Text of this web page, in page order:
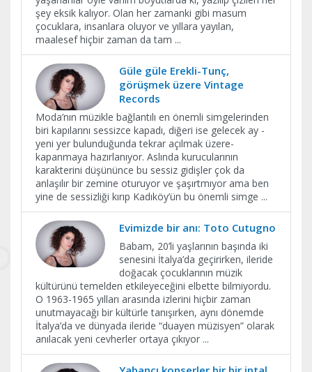
şey eksik kalıyor. Olan her zamanki gibi masum
çocuklara, insanlara oluyor ve yıllara yayılan,
maalesef hiçbir zaman da tam ...
Güle güle Erekli-Tunç,
görüşmek üzere Vintage
Records
Moda’nın müzikle bağlantılı en önemli simgelerinden
biri kapılarını sessizce kapadı, diğeri ise gelecek ay -
yeni yer bulunduğunda tekrar açılmak üzere-
kapanmaya hazırlanıyor. Aslında kurucularının
karakterini düşününce bu sessiz gidişler çok da
anlaşılır bir zemine oturuyor ve şaşırtmıyor ama ben
yine de sessizliği kırıp Kadıköy’ün bu önemli simge ...
Evimizde bir anı: Toto Cutugno
Babam, 20’li yaşlarının başında iki
senesini İtalya’da geçirirken, ileride
doğacak çocuklarının müzik
kültürünü temelden etkileyeceğini elbette bilmiyordu.
O 1963-1965 yılları arasında izlerini hiçbir zaman
unutmayacağı bir kültürle tanışırken, aynı dönemde
İtalya’da ve dünyada ileride “duayen müzisyen” olarak
anılacak yeni cevherler ortaya çıkıyor ...